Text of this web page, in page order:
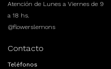
Atención de Lunes a Viernes de 9
a 18 hs.
@flowerslemons
Contacto
Teléfonos